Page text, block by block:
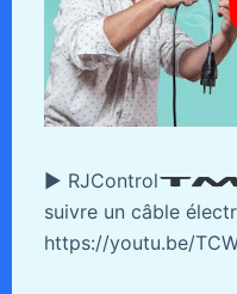
► RJControl
suivre un câble
https://youtu.be/